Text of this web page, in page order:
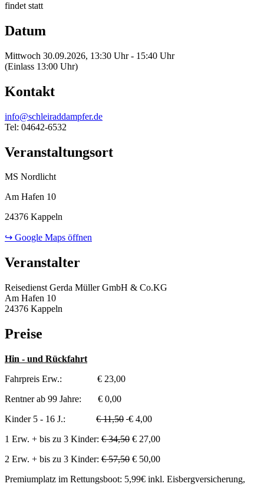
findet statt
Datum
Mittwoch 30.09.2026, 13:30 Uhr - 15:40 Uhr
(Einlass 13:00 Uhr)
Kontakt
info@schleiraddampfer.de
Tel: 04642-6532
Veranstaltungsort
MS Nordlicht
Am Hafen 10
24376 Kappeln
↪ Google Maps öffnen
Veranstalter
Reisedienst Gerda Müller GmbH & Co.KG
Am Hafen 10
24376 Kappeln
Preise
Hin - und Rückfahrt
Fahrpreis Erw.: € 23,00
Rentner ab 99 Jahre: € 0,00
Kinder 5 - 16 J.: € 11,50 € 4,00
1 Erw. + bis zu 3 Kinder: € 34,50 € 27,00
2 Erw. + bis zu 3 Kinder: € 57,50 € 50,00
Premiumplatz im Rettungsboot: 5,99€ inkl. Eisbergversicherung,